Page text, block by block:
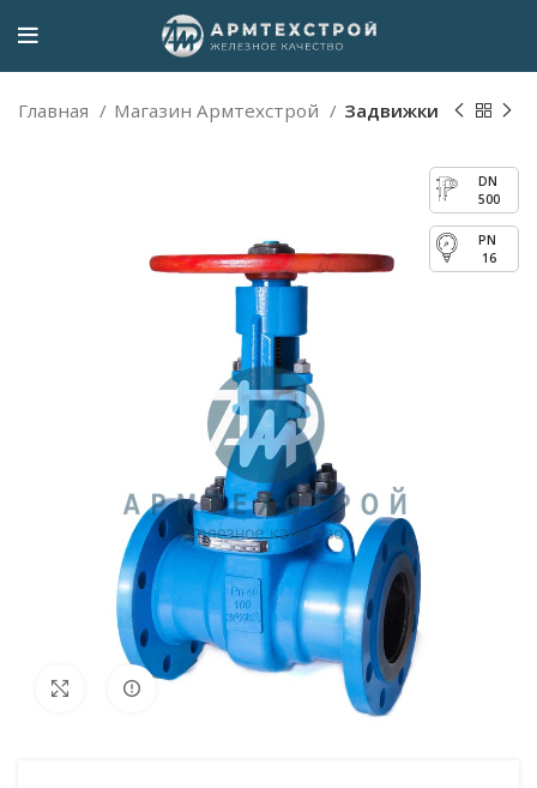
Главная Магазин Армтехстрой Задвижки
500
16
УвеличитьВнешний вид изделия может отличаться
от фото представленных на странице!